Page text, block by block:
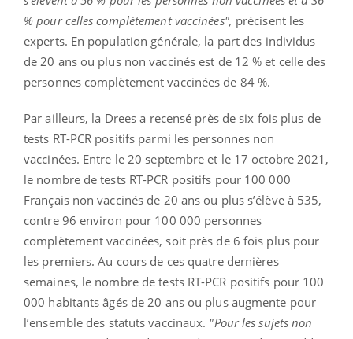
% pour celles complètement vaccinées", précisent les
experts. En population générale, la part des individus
de 20 ans ou plus non vaccinés est de 12 % et celle des
personnes complètement vaccinées de 84 %.
Par ailleurs, la Drees a recensé près de six fois plus de
tests RT-PCR positifs parmi les personnes non
vaccinées. Entre le 20 septembre et le 17 octobre 2021,
le nombre de tests RT-PCR positifs pour 100 000
Français non vaccinés de 20 ans ou plus s’élève à 535,
contre 96 environ pour 100 000 personnes
complètement vaccinées, soit près de 6 fois plus pour
les premiers. Au cours de ces quatre dernières
semaines, le nombre de tests RT-PCR positifs pour 100
000 habitants âgés de 20 ans ou plus augmente pour
l’ensemble des statuts vaccinaux. "Pour les sujets non